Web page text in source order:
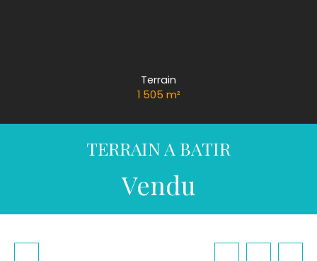
Terrain
1 505 m²
TERRAIN A BATIR
Vendu